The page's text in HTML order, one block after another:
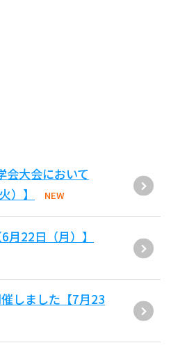
会大会において
）】
NEW
22日（月）】
しました【7月23